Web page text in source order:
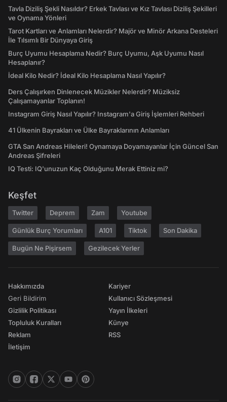
Tavla Diziliş Şekli Nasıldır? Erkek Tavlası ve Kız Tavlası Diziliş Şekilleri
ve Oynama Yönleri
Tarot Kartları ve Anlamları Nelerdir? Majör ve Minör Arkana Desteleri
İle Tılsımlı Bir Dünyaya Giriş
Burç Uyumu Hesaplama Nedir? Burç Uyumu, Aşk Uyumu Nasıl
Hesaplanır?
İdeal Kilo Nedir? İdeal Kilo Hesaplama Nasıl Yapılır?
Ders Çalışırken Dinlenecek Müzikler Nelerdir? Müziksiz
Çalışamayanlar Toplanın!
Instagram Giriş Nasıl Yapılır? Instagram'a Giriş İşlemleri Rehberi
41 Ülkenin Bayrakları ve Ülke Bayraklarının Anlamları
GTA San Andreas Hileleri! Oynamaya Doyamayanlar İçin Güncel San
Andreas Şifreleri
IQ Testi: IQ'unuzun Kaç Olduğunu Merak Ettiniz mi?
Keşfet
Twitter Deprem Zam Youtube
Günlük Burç Yorumları A101 Tiktok Son Dakika
Bugün Ne Pişirsem Gezilecek Yerler
Hakkımızda
Geri Bildirim
Gizlilik Politikası
Topluluk Kuralları
Reklam
İletişim
Kariyer
Kullanıcı Sözleşmesi
Yayın İlkeleri
Künye
RSS